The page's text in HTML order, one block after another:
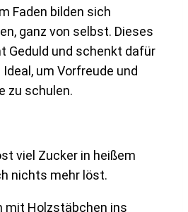
Faden bilden sich
ganz von selbst. Dieses
Geduld und schenkt dafür
um Vorfreude und
zu schulen.
viel Zucker in heißem
nichts mehr löst.
mit Holzstäbchen ins